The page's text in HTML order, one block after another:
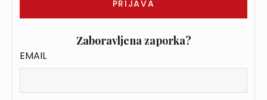
Zaboravljena zaporka?
EMAIL